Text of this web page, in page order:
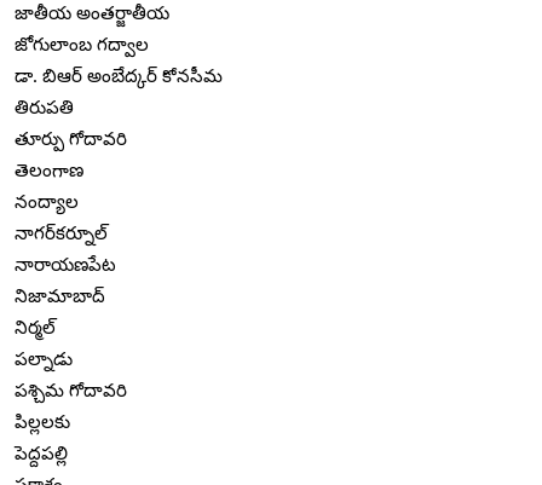
జాతీయ అంతర్జాతీయ
జోగులాంబ గద్వాల
డా. బిఆర్ అంబేద్కర్ కోనసీమ
తిరుపతి
తూర్పు గోదావరి
తెలంగాణ
నంద్యాల
నాగర్‌కర్నూల్
నారాయణపేట
నిజామాబాద్
నిర్మల్
పల్నాడు
పశ్చిమ గోదావరి
పిల్లలకు
పెద్దపల్లి